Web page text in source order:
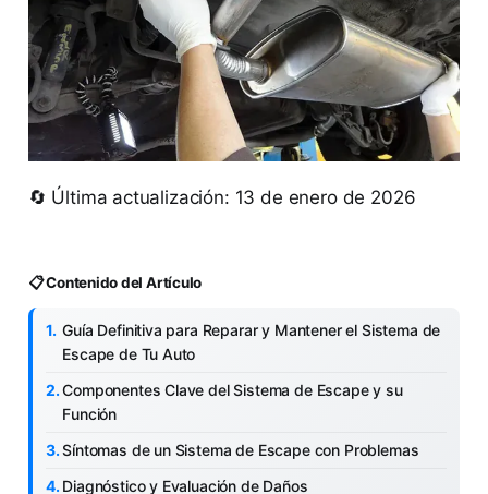
🔄 Última actualización: 13 de enero de 2026
📋 Contenido del Artículo
Guía Definitiva para Reparar y Mantener el Sistema de
Escape de Tu Auto
Componentes Clave del Sistema de Escape y su
Función
Síntomas de un Sistema de Escape con Problemas
Diagnóstico y Evaluación de Daños